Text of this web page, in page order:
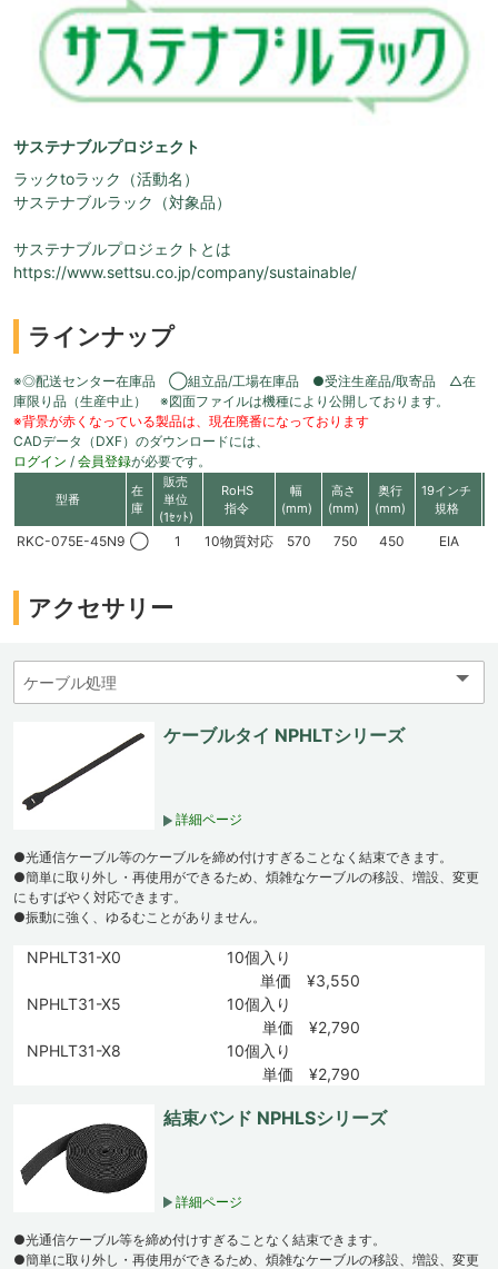
サステナブルプロジェクト
ラックtoラック（活動名）
サステナブルラック（対象品）
サステナブルプロジェクトとは
https://www.settsu.co.jp/company/sustainable/
ラインナップ
※◎配送センター在庫品 ◯組立品/工場在庫品 ●受注生産品/取寄品 △在
庫限り品（生産中止） ※図面ファイルは機種により公開しております。
※背景が赤くなっている製品は、現在廃番になっております
CADデータ（DXF）のダウンロードには、
ログイン / 会員登録が必要です。
型番
在
庫
販売
単位
(1ｾｯﾄ)
RoHS
指令
幅
(mm)
高さ
(mm)
奥行
(mm)
19インチ
規格
RKC-075E-45N9 ◯ 1 10物質対応 570 750 450 EIA
アクセサリー
ケーブルタイ NPHLTシリーズ
詳細ページ
●光通信ケーブル等のケーブルを締め付けすぎることなく結束できます。
●簡単に取り外し・再使用ができるため、煩雑なケーブルの移設、増設、変更
にもすばやく対応できます。
●振動に強く、ゆるむことがありません。
NPHLT31-X0
10個入り
単価 ¥3,550
NPHLT31-X5
10個入り
単価 ¥2,790
NPHLT31-X8
10個入り
単価 ¥2,790
結束バンド NPHLSシリーズ
詳細ページ
●光通信ケーブル等を締め付けすぎることなく結束できます。
●簡単に取り外し・再使用ができるため、煩雑なケーブルの移設、増設、変更